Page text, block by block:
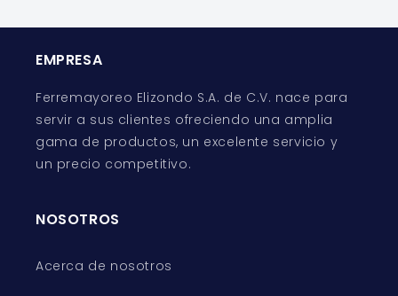
EMPRESA
Ferremayoreo Elizondo S.A. de C.V. nace para
servir a sus clientes ofreciendo una amplia
gama de productos, un excelente servicio y
un precio competitivo.
NOSOTROS
Acerca de nosotros